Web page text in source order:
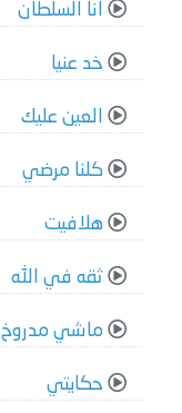
انا السلطان
خد عنيا
العين عليك
كلنا مرضي
هلافيت
ثقه في الله
ماشي مدروخ
حكايتي